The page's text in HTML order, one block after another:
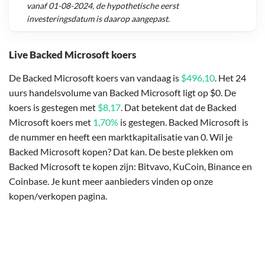
Live Backed Microsoft koers
De Backed Microsoft koers van vandaag is $496,10. Het 24
uurs handelsvolume van Backed Microsoft ligt op $0. De
koers is gestegen met $8,17. Dat betekent dat de Backed
Microsoft koers met 1,70% is gestegen. Backed Microsoft is
de nummer en heeft een marktkapitalisatie van 0. Wil je
Backed Microsoft kopen? Dat kan. De beste plekken om
Backed Microsoft te kopen zijn: Bitvavo, KuCoin, Binance en
Coinbase. Je kunt meer aanbieders vinden op onze
kopen/verkopen pagina.
vanaf01-08-2024, de hypothetische eerst
investeringsdatum is daarop aangepast.